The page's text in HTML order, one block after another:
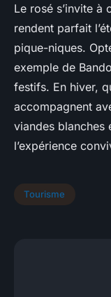
Le rosé s’invite à
rendent parfait
pique-niques.
exemple de
festifs. En hiver,
accompagnent
viandes blanches
l’expérience
Tourisme